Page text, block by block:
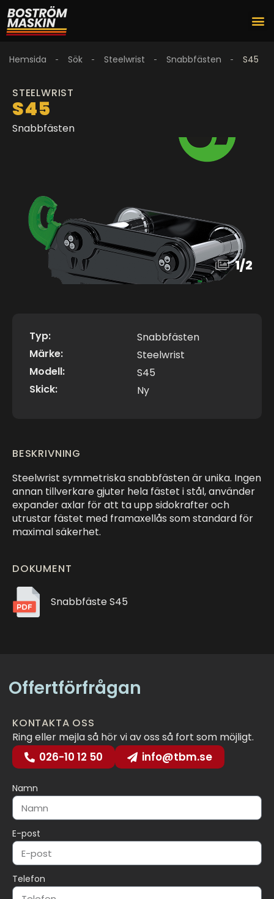
Hemsida Sök Steelwrist Snabbfästen S45
BESKRIVNING
Steelwrist symmetriska snabbfästen är unika. Ingen
annan tillverkare gjuter hela fästet i stål, använder
expander axlar för att ta upp sidokrafter och
utrustar fästet med framaxellås som standard för
maximal säkerhet.
DOKUMENT
Snabbfäste S45
STEELWRIST
S45
Snabbfästen
1/2
Typ:
Snabbfästen
Märke:
Steelwrist
Modell:
S45
Skick:
Ny
Offertförfrågan
Namn
E-post
Telefon
KONTAKTA OSS
Ring eller mejla så hör vi av oss så fort som möjligt.
026-10 12 50 info@tbm.se